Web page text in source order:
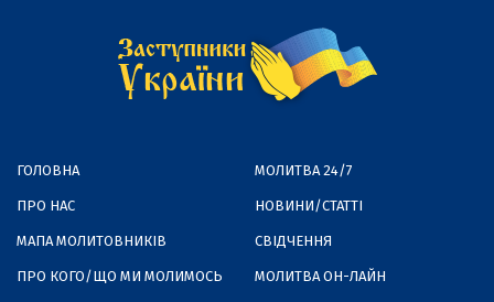
ГОЛОВНА
ПРО НАС
МАПА МОЛИТОВНИКІВ
ПРО КОГО/ЩО МИ МОЛИМОСЬ
МОЛИТВА 24/7
НОВИНИ/СТАТТІ
СВІДЧЕННЯ
МОЛИТВА ОН-ЛАЙН